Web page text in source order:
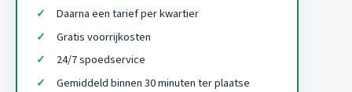
Daarna een tarief per kwartier
Gratis voorrijkosten
24/7 spoedservice
Gemiddeld binnen 30 minuten ter plaatse